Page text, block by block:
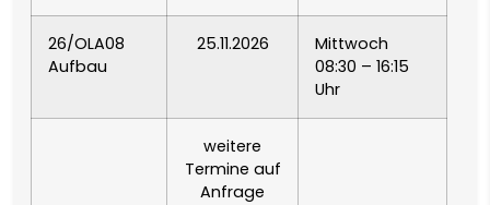
BAHASA INDONESIA
GAEILGE
26/OLA08
Aufbau
25.11.2026
Mittwoch
08:30 – 16:15
Uhr
weitere
Termine auf
Anfrage